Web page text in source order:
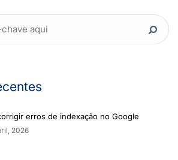
erros de indexação no Google
2026